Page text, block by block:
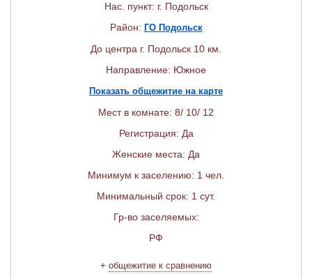
Нас. пункт: г. Подольск
Район: ГО Подольск
До центра г. Подольск 10 км.
Направление: Южное
Показать общежитие на карте
Мест в комнате: 8/ 10/ 12
Регистрация: Да
Женские места: Да
Минимум к заселению: 1 чел.
Минимальный срок: 1 сут.
Гр-во заселяемых:
РФ
+ общежитие к сравнению